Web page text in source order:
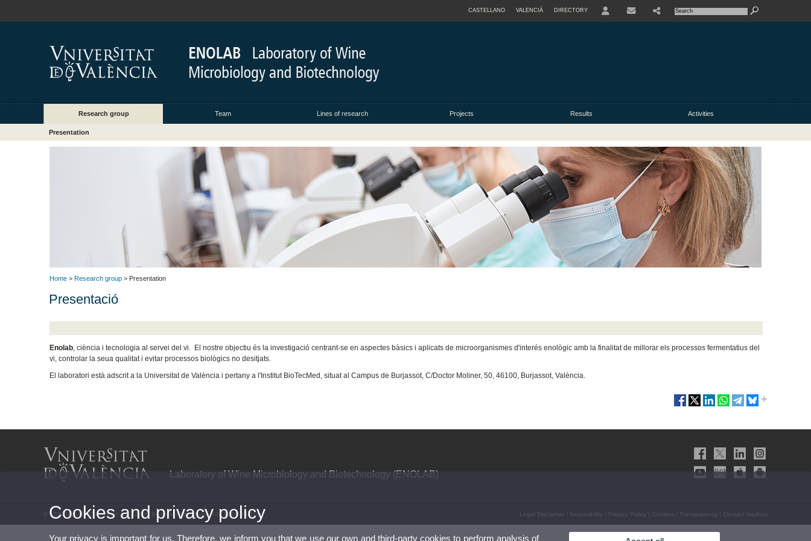
CASTELLANO VALENCIÀ DIRECTORY
Research group Team Lines of research Projects Results Activities
Presentation
Home > Research group > Presentation
Presentació
Enolab, ciència i tecnologia al servei del vi. El nostre objectiu és la investigació centrant-se en aspectes bàsics i aplicats de microorganismes d'interés enològic amb la finalitat de millorar els processos fermentatius del
vi, controlar la seua qualitat i evitar processos biològics no desitjats.
El laboratori està adscrit a la Universitat de València i pertany a l'Institut BioTecMed, situat al Campus de Burjassot, C/Doctor Moliner, 50, 46100, Burjassot, València.
Laboratory of Wine Microbiology and Biotechnology (ENOLAB)
© 2026 UV. - C/ Dr. Moliner, 50, 46100 Burjassot. UV phone +34 963 544 518 Legal Disclaimer Accessibility Privacy Policy Cookies Transparency Contact mailbox
Cookies and privacy policy
Your privacy is important for us. Therefore, we inform you that we use our own and third-party cookies to perform analysis of